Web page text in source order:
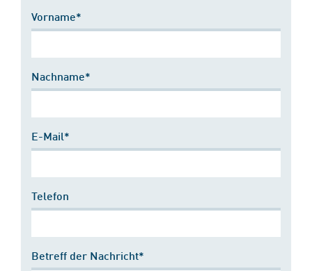
Vorname*
Nachname*
E-Mail*
Telefon
Betreff der Nachricht*